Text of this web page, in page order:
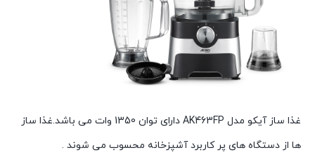
غذا ساز آیکو مدل AK463FP دارای توان 1350 وات می باشد.غذا ساز
ها از دستگاه های پر کاربرد آشپزخانه محسوب می شوند .